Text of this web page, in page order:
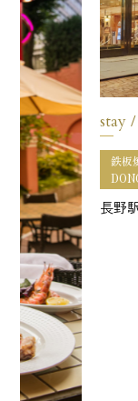
stay / restaurant
鉄板焼さくら会席料
DONO DONOカフ
長野駅東口 無料